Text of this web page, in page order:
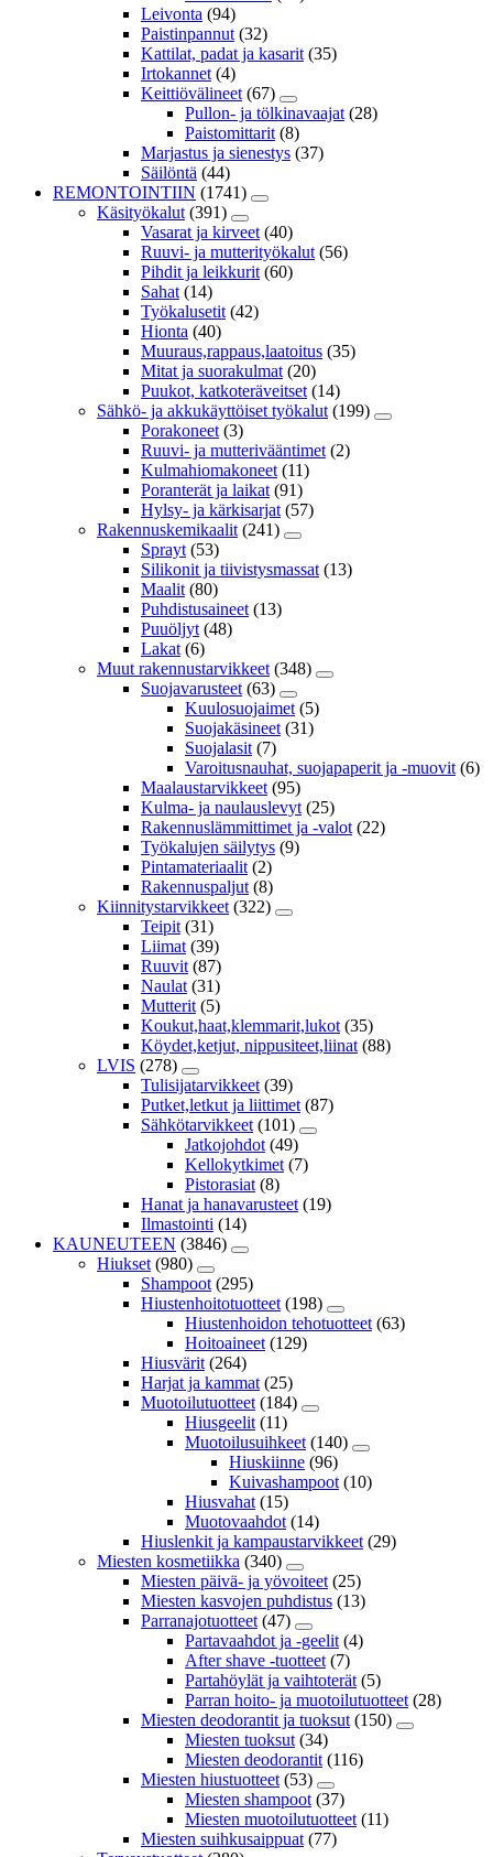
Leivonta (94)
Paistinpannut (32)
Kattilat, padat ja kasarit (35)
Irtokannet (4)
Keittiövälineet (67)
Pullon- ja tölkinavaajat (28)
Paistomittarit (8)
Marjastus ja sienestys (37)
Säilöntä (44)
REMONTOINTIIN (1741)
Käsityökalut (391)
Vasarat ja kirveet (40)
Ruuvi- ja mutterityökalut (56)
Pihdit ja leikkurit (60)
Sahat (14)
Työkalusetit (42)
Hionta (40)
Muuraus,rappaus,laatoitus (35)
Mitat ja suorakulmat (20)
Puukot, katkoteräveitset (14)
Sähkö- ja akkukäyttöiset työkalut (199)
Porakoneet (3)
Ruuvi- ja mutterivääntimet (2)
Kulmahiomakoneet (11)
Poranterät ja laikat (91)
Hylsy- ja kärkisarjat (57)
Rakennuskemikaalit (241)
Sprayt (53)
Silikonit ja tiivistysmassat (13)
Maalit (80)
Puhdistusaineet (13)
Puuöljyt (48)
Lakat (6)
Muut rakennustarvikkeet (348)
Suojavarusteet (63)
Kuulosuojaimet (5)
Suojakäsineet (31)
Suojalasit (7)
Varoitusnauhat, suojapaperit ja -muovit (6)
Maalaustarvikkeet (95)
Kulma- ja naulauslevyt (25)
Rakennuslämmittimet ja -valot (22)
Työkalujen säilytys (9)
Pintamateriaalit (2)
Rakennuspaljut (8)
Kiinnitystarvikkeet (322)
Teipit (31)
Liimat (39)
Ruuvit (87)
Naulat (31)
Mutterit (5)
Koukut,haat,klemmarit,lukot (35)
Köydet,ketjut, nippusiteet,liinat (88)
LVIS (278)
Tulisijatarvikkeet (39)
Putket,letkut ja liittimet (87)
Sähkötarvikkeet (101)
Jatkojohdot (49)
Kellokytkimet (7)
Pistorasiat (8)
Hanat ja hanavarusteet (19)
Ilmastointi (14)
KAUNEUTEEN (3846)
Hiukset (980)
Shampoot (295)
Hiustenhoitotuotteet (198)
Hiustenhoidon tehotuotteet (63)
Hoitoaineet (129)
Hiusvärit (264)
Harjat ja kammat (25)
Muotoilutuotteet (184)
Hiusgeelit (11)
Muotoilusuihkeet (140)
Hiuskiinne (96)
Kuivashampoot (10)
Hiusvahat (15)
Muotovaahdot (14)
Hiuslenkit ja kampaustarvikkeet (29)
Miesten kosmetiikka (340)
Miesten päivä- ja yövoiteet (25)
Miesten kasvojen puhdistus (13)
Parranajotuotteet (47)
Partavaahdot ja -geelit (4)
After shave -tuotteet (7)
Partahöylät ja vaihtoterät (5)
Parran hoito- ja muotoilutuotteet (28)
Miesten deodorantit ja tuoksut (150)
Miesten tuoksut (34)
Miesten deodorantit (116)
Miesten hiustuotteet (53)
Miesten shampoot (37)
Miesten muotoilutuotteet (11)
Miesten suihkusaippuat (77)